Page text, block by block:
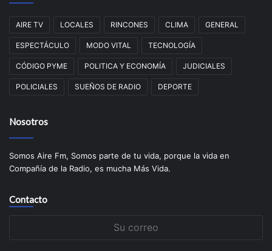
AIRE TV LOCALES RINCONES CLIMA GENERAL
ESPECTÁCULO MODO VITAL TECNOLOGÍA
CÓDIGO PYME POLITICA Y ECONOMÍA JUDICIALES
POLICIALES SUEÑOS DE RADIO DEPORTE
Nosotros
Somos Aire Fm, Somos parte de tu vida, porque la vida en
Compañía de la Radio, es mucha Más Vida.
Contacto